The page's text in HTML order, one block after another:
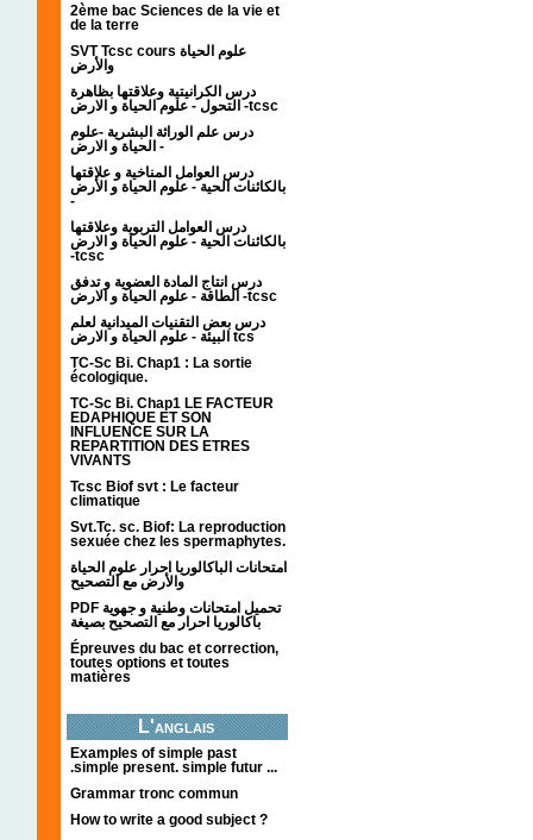
2ème bac Sciences de la vie et
de la terre
SVT Tcsc cours علوم الحياة
والأرض
درس الكرانيتية وعلاقتها بظاهرة
التحول - علوم الحياة و الارض -tcsc
درس علم الوراثة البشرية -علوم
الحياة و الارض -
درس العوامل المناخية و علاقتها
بالكائنات الحية - علوم الحياة و الأرض
-
درس العوامل التربوية وعلاقتها
بالكائنات الحية - علوم الحياة و الارض
-tcsc
درس انتاج المادة العضوية و تدفق
الطاقة - علوم الحياة و الارض -tcsc
درس بعض التقنيات الميدانية لعلم
البيئة - علوم الحياة و الارض tcs
TC-Sc Bi. Chap1 : La sortie
écologique.
TC-Sc Bi. Chap1 LE FACTEUR
EDAPHIQUE ET SON
INFLUENCE SUR LA
REPARTITION DES ETRES
VIVANTS
Tcsc Biof svt : Le facteur
climatique
Svt.Tc. sc. Biof: La reproduction
sexuée chez les spermaphytes.
امتحانات الباكالوريا احرار علوم الحياة
والأرض مع التصحيح
PDF تحميل امتحانات وطنية و جهوية
باكالوريا احرار مع التصحيح بصيغة
Épreuves du bac et correction,
toutes options et toutes
matières
L'anglais
Examples of simple past
.simple present. simple futur ...
Grammar tronc commun
How to write a good subject ?